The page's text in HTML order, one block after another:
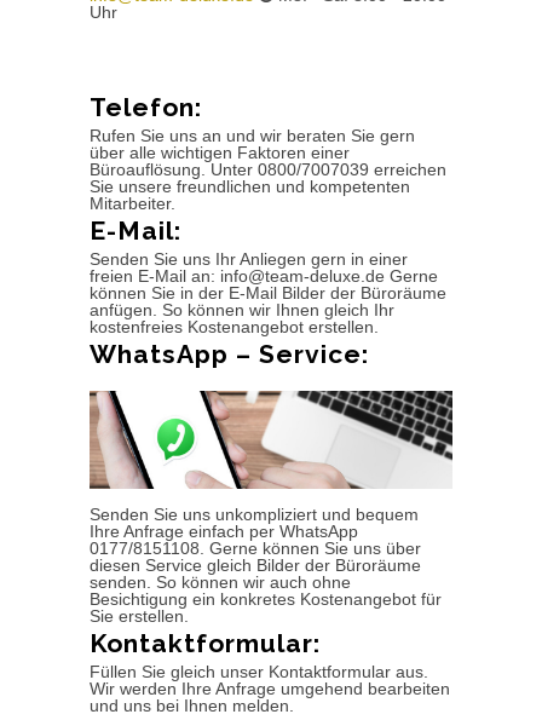
Uhr
Telefon:
Rufen Sie uns an und wir beraten Sie gern
über alle wichtigen Faktoren einer
Büroauflösung. Unter 0800/7007039 erreichen
Sie unsere freundlichen und kompetenten
Mitarbeiter.
E-Mail:
Senden Sie uns Ihr Anliegen gern in einer
freien E-Mail an: info@team-deluxe.de Gerne
können Sie in der E-Mail Bilder der Büroräume
anfügen. So können wir Ihnen gleich Ihr
kostenfreies Kostenangebot erstellen.
WhatsApp – Service:
Senden Sie uns unkompliziert und bequem
Ihre Anfrage einfach per WhatsApp
0177/8151108. Gerne können Sie uns über
diesen Service gleich Bilder der Büroräume
senden. So können wir auch ohne
Besichtigung ein konkretes Kostenangebot für
Sie erstellen.
Kontaktformular:
Füllen Sie gleich unser Kontaktformular aus.
Wir werden Ihre Anfrage umgehend bearbeiten
und uns bei Ihnen melden.